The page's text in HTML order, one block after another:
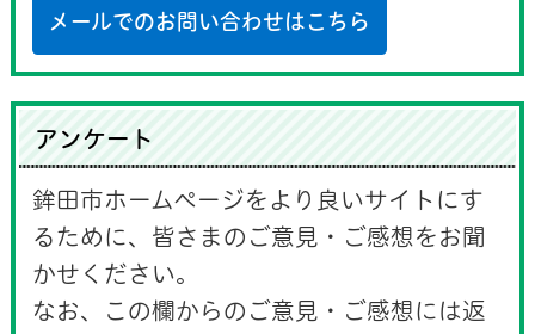
メールでのお問い合わせはこちら
アンケート
鉾田市ホームページをより良いサイトにす
るために、皆さまのご意見・ご感想をお聞
かせください。
なお、この欄からのご意見・ご感想には返